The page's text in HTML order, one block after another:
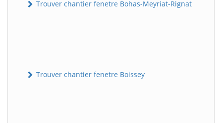
Trouver chantier fenetre Bohas-Meyriat-Rignat
Trouver chantier fenetre Boissey